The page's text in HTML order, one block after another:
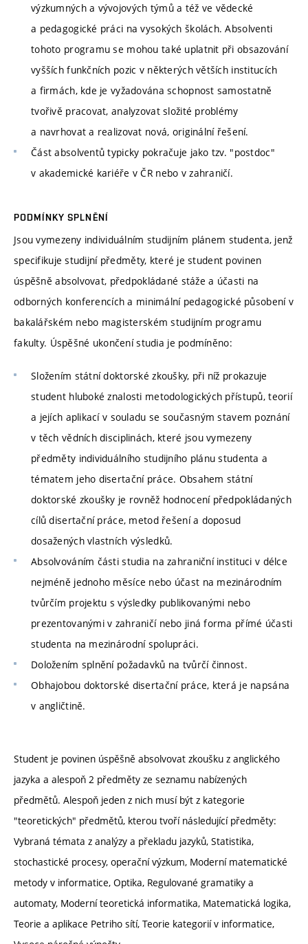
výzkumných a vývojových týmů a též ve vědecké
a pedagogické práci na vysokých školách. Absolventi
tohoto programu se mohou také uplatnit při obsazování
vyšších funkčních pozic v některých větších institucích
a firmách, kde je vyžadována schopnost samostatně
tvořivě pracovat, analyzovat složité problémy
a navrhovat a realizovat nová, originální řešení.
Část absolventů typicky pokračuje jako tzv. "postdoc"
v akademické kariéře v ČR nebo v zahraničí.
PODMÍNKY SPLNĚNÍ
Jsou vymezeny individuálním studijním plánem studenta, jenž
specifikuje studijní předměty, které je student povinen
úspěšně absolvovat, předpokládané stáže a účasti na
odborných konferencích a minimální pedagogické působení v
bakalářském nebo magisterském studijním programu
fakulty. Úspěšné ukončení studia je podmíněno:
Složením státní doktorské zkoušky, při níž prokazuje
student hluboké znalosti metodologických přístupů, teorií
a jejích aplikací v souladu se současným stavem poznání
v těch vědních disciplinách, které jsou vymezeny
předměty individuálního studijního plánu studenta a
tématem jeho disertační práce. Obsahem státní
doktorské zkoušky je rovněž hodnocení předpokládaných
cílů disertační práce, metod řešení a doposud
dosažených vlastních výsledků.
Absolvováním části studia na zahraniční instituci v délce
nejméně jednoho měsíce nebo účast na mezinárodním
tvůrčím projektu s výsledky publikovanými nebo
prezentovanými v zahraničí nebo jiná forma přímé účasti
studenta na mezinárodní spolupráci.
Doložením splnění požadavků na tvůrčí činnost.
Obhajobou doktorské disertační práce, která je napsána
v angličtině.
Student je povinen úspěšně absolvovat zkoušku z anglického
jazyka a alespoň 2 předměty ze seznamu nabízených
předmětů. Alespoň jeden z nich musí být z kategorie
"teoretických" předmětů, kterou tvoří následující předměty:
Vybraná témata z analýzy a překladu jazyků, Statistika,
stochastické procesy, operační výzkum, Moderní matematické
metody v informatice, Optika, Regulované gramatiky a
automaty, Moderní teoretická informatika, Matematická logika,
Teorie a aplikace Petriho sítí, Teorie kategorií v informatice,